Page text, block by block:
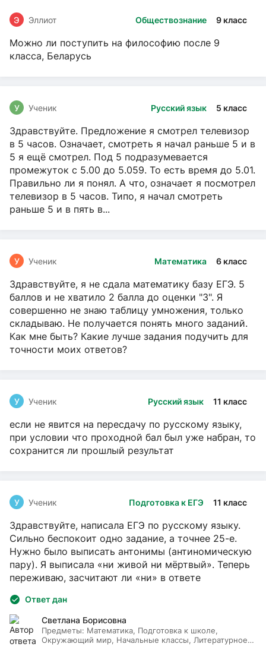
Обществознание 9 класс
Э Эллиот
Можно ли поступить на философию после 9
класса, Беларусь
Русский язык 5 класс
У Ученик
Здравствуйте. Предложение я смотрел телевизор
в 5 часов. Означает, смотреть я начал раньше 5 и в
5 я ещё смотрел. Под 5 подразумевается
промежуток с 5.00 до 5.059. То есть время до 5.01.
Правильно ли я понял. А что, означает я посмотрел
телевизор в 5 часов. Типо, я начал смотреть
раньше 5 и в пять в...
Математика 6 класс
У Ученик
Здравствуйте, я не сдала математику базу ЕГЭ. 5
баллов и не хватило 2 балла до оценки "3". Я
совершенно не знаю таблицу умножения, только
складываю. Не получается понять много заданий.
Как мне быть? Какие лучше задания подучить для
точности моих ответов?
Русский язык 11 класс
У Ученик
если не явится на пересдачу по русскому языку,
при условии что проходной бал был уже набран, то
сохранится ли прошлый результат
Подготовка к ЕГЭ 11 класс
У Ученик
Здравствуйте, написала ЕГЭ по русскому языку.
Сильно беспокоит одно задание, а точнее 25-е.
Нужно было выписать антонимы (антиномическую
пару). Я выписала «ни живой ни мёртвый». Теперь
переживаю, засчитают ли «ни» в ответе
Ответ дан
Светлана Борисовна
Предметы: Математика, Подготовка к школе,
Окружающий мир, Начальные классы, Литературное